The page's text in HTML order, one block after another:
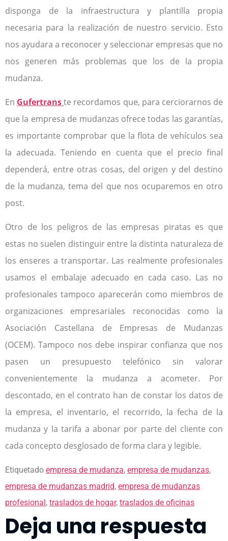
disponga de la infraestructura y plantilla propia
necesaria para la realización de nuestro servicio. Esto
nos ayudara a reconocer y seleccionar empresas que no
nos generen más problemas que los de la propia
mudanza.
En Gufertranste recordamos que, para cerciorarnos de
que la empresa de mudanzas ofrece todas las garantías,
es importante comprobar que la flota devehículos sea
la adecuada. Teniendo en cuenta que el precio final
dependerá, entre otras cosas, del origen y del destino
de la mudanza, tema del que nos ocuparemos en otro
post.
Otro de los peligros de las empresas piratas es que
estas no suelen distinguir entre la distinta naturaleza de
los enseres a transportar. Las realmente profesionales
usamos el embalaje adecuado en cada caso. Las no
profesionales tampoco aparecerán como miembros de
organizaciones empresariales reconocidas como la
Asociación Castellana de Empresas de Mudanzas
(OCEM). Tampoco nos debe inspirar confianza que nos
pasen un presupuesto telefónico sin valorar
convenientemente la mudanza a acometer. Por
descontado, en el contrato han de constar los datos de
la empresa, el inventario, el recorrido, la fecha de la
mudanza y la tarifa a abonar por parte del cliente con
cada concepto desglosado de forma clara y legible.
Etiquetado empresa de mudanza, empresa de mudanzas,
empresa de mudanzas madrid, empresa de mudanzas
profesional, traslados de hogar, traslados de oficinas
Deja una respuesta